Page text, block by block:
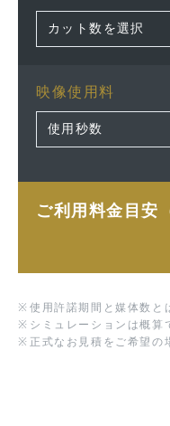
映像使用料
ご利用料金目安
※ 使用許諾期間と媒体数と
※ シミュレーションは概算
※ 正式なお見積をご希望の